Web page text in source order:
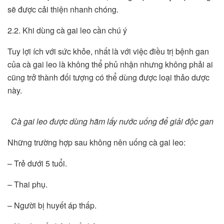
sẽ được cải thiện nhanh chóng.
2.2. Khi dùng cà gai leo cần chú ý
Tuy lợi ích với sức khỏe, nhất là với việc điều trị bệnh gan
của cà gai leo là không thể phủ nhận nhưng không phải ai
cũng trở thành đối tượng có thể dùng được loại thảo dược
này.
Cà gai leo được dùng hãm lấy nước uống để giải độc gan
Những trường hợp sau không nên uống cà gai leo:
– Trẻ dưới 5 tuổi.
– Thai phụ.
– Người bị huyết áp thấp.